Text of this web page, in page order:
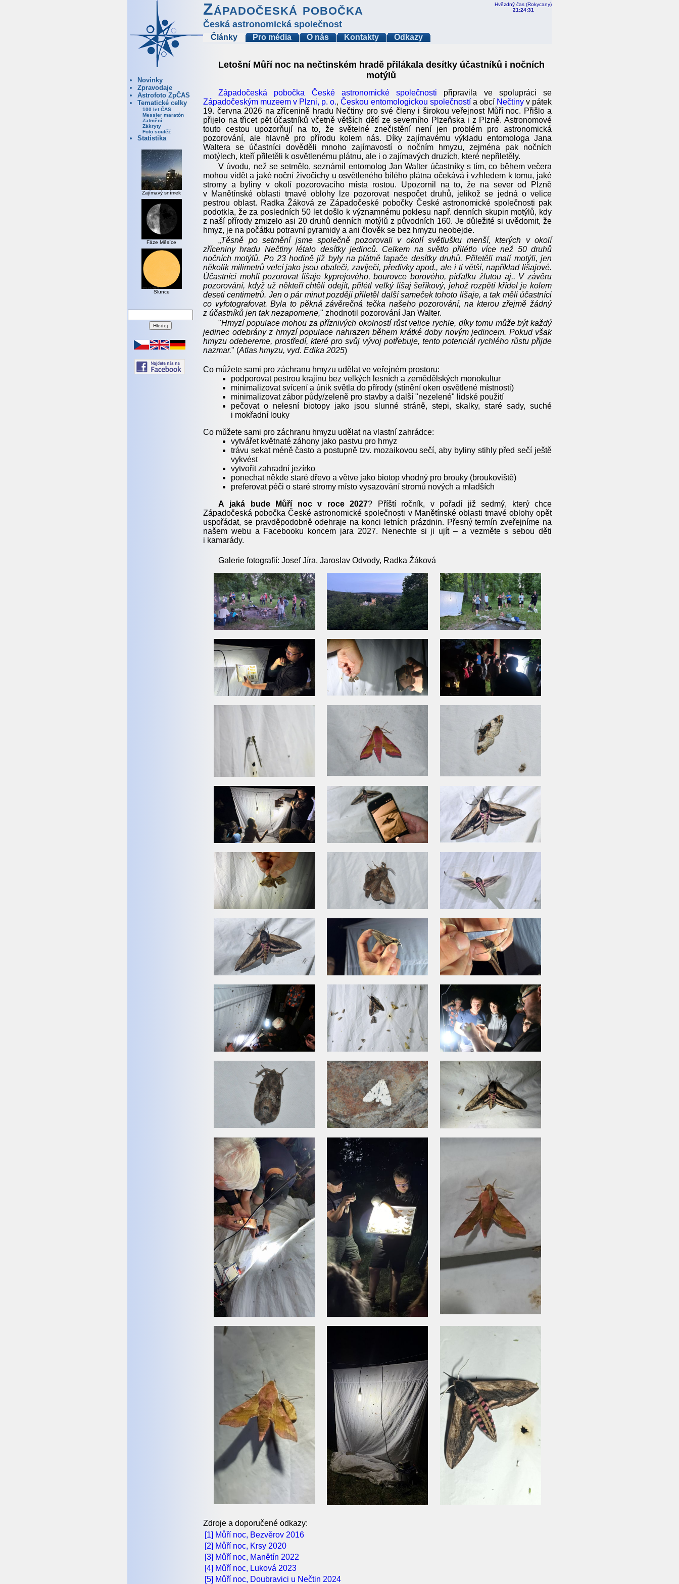
Hvězdný čas (Rokycany)
21:24:32
Západočeská pobočka
Česká astronomická společnost
Články Pro média O nás Kontakty Odkazy
Novinky
Zpravodaje
Astrofoto ZpČAS
Tematické celky
100 let ČAS
Messier maratón
Zatmění
Zákryty
Foto soutěž
Statistika
Zajímavý snímek
Fáze Měsíce
Slunce
Letošní Můří noc na nečtinském hradě přilákala desítky účastníků i nočních
motýlů
Západočeská pobočka České astronomické společnosti připravila ve spolupráci se
Západočeským muzeem v Plzni, p. o.,Českou entomologickou společnostía obcí Nečtinyv pátek
19. června 2026 na zřícenině hradu Nečtiny pro své členy i širokou veřejnost Můří noc. Přišlo a
přijelo na třicet pět účastníků včetně větších dětí ze severního Plzeňska i z Plzně. Astronomové
touto cestou upozorňují na to, že světelné znečistění není jen problém pro astronomická
pozorování, ale hlavně pro přírodu kolem nás. Díky zajímavému výkladu entomologa Jana
Waltera se účastníci dověděli mnoho zajímavostí o nočním hmyzu, zejména pak nočních
motýlech, kteří přiletěli k osvětlenému plátnu, ale i o zajímavých druzích, které nepřiletěly.
V úvodu, než se setmělo, seznámil entomolog Jan Walter účastníky s tím, co během večera
mohou vidět a jaké noční živočichy u osvětleného bílého plátna očekává i vzhledem k tomu, jaké
stromy a byliny v okolí pozorovacího místa rostou. Upozornil na to, že na sever od Plzně
v Manětínské oblasti tmavé oblohy lze pozorovat nespočet druhů, jelikož se jedná o velice
pestrou oblast. Radka Žáková ze Západočeské pobočky České astronomické společnosti pak
podotkla, že za posledních 50 let došlo k významnému poklesu např. denních skupin motýlů, kdy
z naší přírody zmizelo asi 20 druhů denních motýlů z původních 160. Je důležité si uvědomit, že
hmyz, je na počátku potravní pyramidy a ani člověk se bez hmyzu neobejde.
„Těsně po setmění jsme společně pozorovali v okolí světlušku menší, kterých v okolí
zříceniny hradu Nečtiny létalo desítky jedinců. Celkem na světlo přilétlo více než 50 druhů
nočních motýlů. Po 23 hodině již byly na plátně lapače desítky druhů. Přiletěli malí motýli, jen
několik milimetrů velcí jako jsou obaleči, zavíječi, předivky apod., ale i ti větší, například lišajové.
Účastníci mohli pozorovat lišaje kyprejového, bourovce borového, píďalku žlutou aj.. V závěru
pozorování, když už někteří chtěli odejít, přilétl velký lišaj šeříkový, jehož rozpětí křídel je kolem
deseti centimetrů. Jen o pár minut později přiletěl další sameček tohoto lišaje, a tak měli účastníci
co vyfotografovat. Byla to pěkná závěrečná tečka našeho pozorování, na kterou zřejmě žádný
z účastníků jen tak nezapomene," zhodnotil pozorování Jan Walter.
"Hmyzí populace mohou za příznivých okolností růst velice rychle, díky tomu může být každý
jedinec odebrány z hmyzí populace nahrazen během krátké doby novým jedincem. Pokud však
hmyzu odebereme, prostředí, které pro svůj vývoj potřebuje, tento potenciál rychlého růstu přijde
nazmar." (Atlas hmyzu, vyd. Edika 2025)
Co můžete sami pro záchranu hmyzu udělat ve veřejném prostoru:
podporovat pestrou krajinu bez velkých lesních a zemědělských monokultur
minimalizovat svícení a únik světla do přírody (stínění oken osvětlené místnosti)
minimalizovat zábor půdy/zeleně pro stavby a další "nezelené" lidské použití
pečovat o nelesní biotopy jako jsou slunné stráně, stepi, skalky, staré sady, suché
i mokřadní louky
Co můžete sami pro záchranu hmyzu udělat na vlastní zahrádce:
vytvářet květnaté záhony jako pastvu pro hmyz
trávu sekat méně často a postupně tzv. mozaikovou sečí, aby byliny stihly před sečí ještě
vykvést
vytvořit zahradní jezírko
ponechat někde staré dřevo a větve jako biotop vhodný pro brouky (broukoviště)
preferovat péči o staré stromy místo vysazování stromů nových a mladších
A jaká bude Můří noc v roce 2027? Příští ročník, v pořadí již sedmý, který chce
Západočeská pobočka České astronomické společnosti v Manětínské oblasti tmavé oblohy opět
uspořádat, se pravděpodobně odehraje na konci letních prázdnin. Přesný termín zveřejníme na
našem webu a Facebooku koncem jara 2027. Nenechte si ji ujít – a vezměte s sebou děti
i kamarády.
Galerie fotografií: Josef Jíra, Jaroslav Odvody, Radka Žáková
Zdroje a doporučené odkazy:
[1] Můří noc, Bezvěrov 2016
[2] Můří noc, Krsy 2020
[3] Můří noc, Manětín 2022
[4] Můří noc, Luková 2023
[5] Můří noc, Doubravici u Nečtin 2024